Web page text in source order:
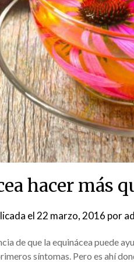
hacer más
el 22 marzo, 2016 por
de que la equinácea puede
síntomas. Pero es ahí